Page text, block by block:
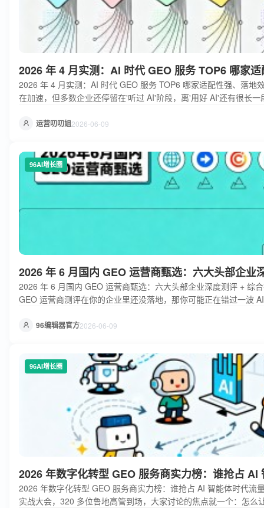
2026 年 4 月实测：AI 时代 GEO 服务 TOP6 哪家
2026 年 4 月实测：AI 时代 GEO 服务 TOP6 哪家适配性强、落地
在加速，但多数企业还停留在'听过 AI'阶段，离'用好 AI'还有很长
运营叨叨姐2026-06-09
96AI增长圈
2026 年 6 月国内 GEO 运营商甄选：六大头部企业
2026 年 6 月国内 GEO 运营商甄选：六大头部企业深度测评 + 综
GEO 运营商测评在你的企业里还没落地，那你可能正在错过一波
点
96编辑器官方2026-06-09
96AI增长圈
2026 年数字化转型 GEO 服务商实力榜：谁抢占 AI
2026 年数字化转型 GEO 服务商实力榜：谁抢占 AI 智能体时代流
实战大会，320 多位鲁地高管到场，大家讨论的焦点就一个：怎么